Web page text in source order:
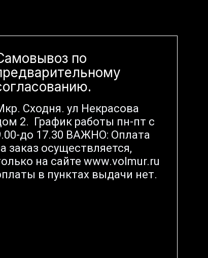
по
Сходня. ул Некрасова
2. График работы пн-пт с
до 17.30 ВАЖНО: Оплата
заказ осуществляется,
на сайте www.volmur.ru
в пунктах выдачи нет.